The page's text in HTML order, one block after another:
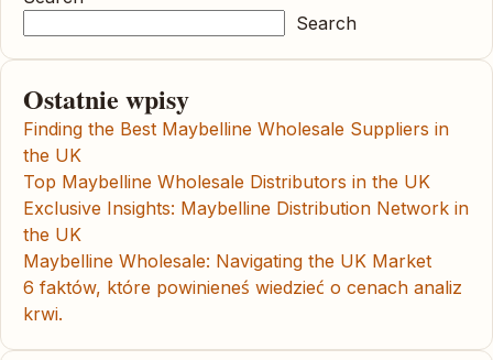
Search
Ostatnie wpisy
Finding the Best Maybelline Wholesale Suppliers in
the UK
Top Maybelline Wholesale Distributors in the UK
Exclusive Insights: Maybelline Distribution Network in
the UK
Maybelline Wholesale: Navigating the UK Market
6 faktów, które powinieneś wiedzieć o cenach analiz
krwi.